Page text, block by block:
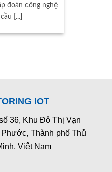
đoàn công nghệ
[...]
IOT
36, Khu Đô Thị Vạn
Thành phố Thủ
Việt Nam